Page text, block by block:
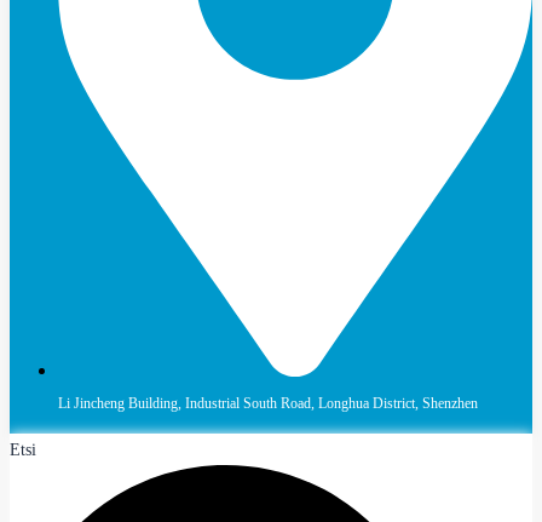
Li Jincheng Building, Industrial South Road, Longhua District, Shenzhen
Etsi